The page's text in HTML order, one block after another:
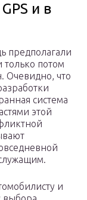
и в
предполагали
только потом
Очевидно, что
система
этой
и